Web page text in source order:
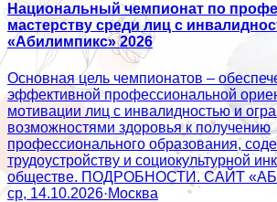
Национальный чемпионат по
мастерству среди лиц с
«Абилимпикс» 2026
Основная цель чемпионатов –
эффективной профессиональной
мотивации лиц с инвалидностью и
возможностями здоровья к получению
профессионального образования,
трудоустройству и социокультурной
обществе. ПОДРОБНОСТИ. САЙТ
ср, 14.10.2026·Москва